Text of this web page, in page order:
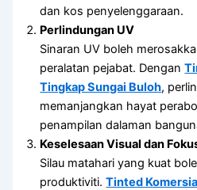
dan kos penyelenggaraan.
Perlindungan UV
Sinaran UV boleh
peralatan pejabat. Dengan
Tingkap Sungai Buloh,
memanjangkan hayat
penampilan dalaman
Keselesaan Visual dan
Silau matahari yang kuat
produktiviti.Tinted